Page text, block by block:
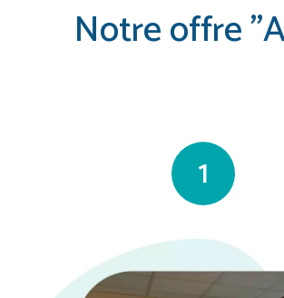
Notre offre